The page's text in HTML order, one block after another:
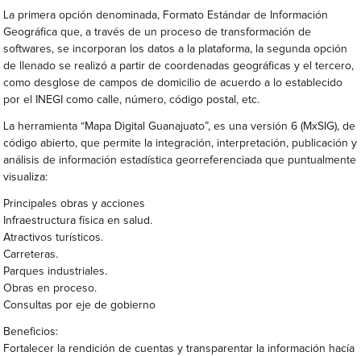
La primera opción denominada, Formato Estándar de Información
Geográfica que, a través de un proceso de transformación de
softwares, se incorporan los datos a la plataforma, la segunda opción
de llenado se realizó a partir de coordenadas geográficas y el tercero,
como desglose de campos de domicilio de acuerdo a lo establecido
por el INEGI como calle, número, código postal, etc.
La herramienta “Mapa Digital Guanajuato”, es una versión 6 (MxSIG), de
código abierto, que permite la integración, interpretación, publicación y
análisis de información estadística georreferenciada que puntualmente
visualiza:
Principales obras y acciones
Infraestructura física en salud.
Atractivos turísticos.
Carreteras.
Parques industriales.
Obras en proceso.
Consultas por eje de gobierno
Beneficios:
Fortalecer la rendición de cuentas y transparentar la información hacía